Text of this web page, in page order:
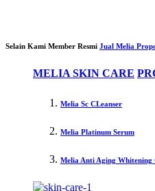
Selain Kami Member Resmi Jual Melia
MELIA SKIN CARE
Melia Sc CLeanser
Melia Platinum Serum
Melia Anti Aging Whitening